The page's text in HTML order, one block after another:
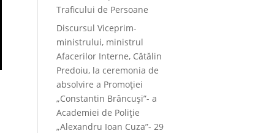
Traficului de Persoane
Discursul Viceprim-
ministrului, ministrul
Afacerilor Interne, Cătălin
Predoiu, la ceremonia de
absolvire a Promoției
„Constantin Brâncuși”- a
Academiei de Poliție
„Alexandru Ioan Cuza”- 29